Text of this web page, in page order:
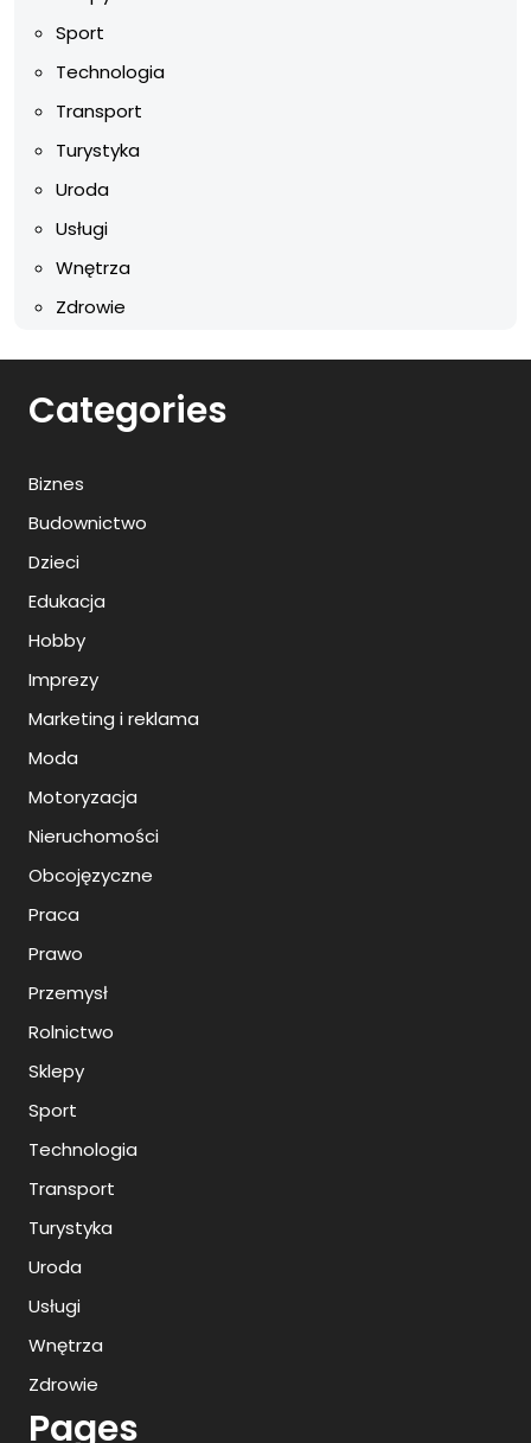
Sport
Technologia
Transport
Turystyka
Uroda
Usługi
Wnętrza
Zdrowie
Categories
Biznes
Budownictwo
Dzieci
Edukacja
Hobby
Imprezy
Marketing i reklama
Moda
Motoryzacja
Nieruchomości
Obcojęzyczne
Praca
Prawo
Przemysł
Rolnictwo
Sklepy
Sport
Technologia
Transport
Turystyka
Uroda
Usługi
Wnętrza
Zdrowie
Pages